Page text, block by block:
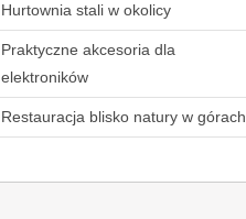
Hurtownia stali w okolicy
Praktyczne akcesoria dla
elektroników
Restauracja blisko natury w górach